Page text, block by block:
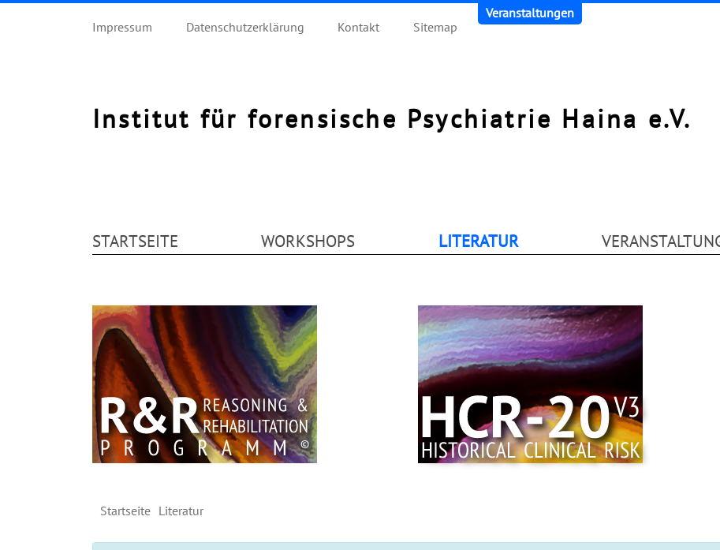
Veranstaltungen
Impressum
Datenschutzerklärung Kontakt Sitemap
Institut für forensische Psychiatrie Haina e.V.
STARTSEITE WORKSHOPS LITERATUR
Startseite Literatur